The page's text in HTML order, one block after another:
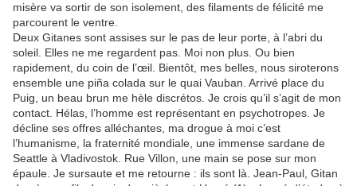
misère va sortir de son isolement, des filaments de félicité me
parcourent le ventre.
Deux Gitanes sont assises sur le pas de leur porte, à l’abri du
soleil. Elles ne me regardent pas. Moi non plus. Ou bien
rapidement, du coin de l’œil. Bientôt, mes belles, nous siroterons
ensemble une piña colada sur le quai Vauban. Arrivé place du
Puig, un beau brun me hèle discrétos. Je crois qu’il s’agit de mon
contact. Hélas, l’homme est représentant en psychotropes. Je
décline ses offres alléchantes, ma drogue à moi c’est
l’humanisme, la fraternité mondiale, une immense sardane de
Seattle à Vladivostok. Rue Villon, une main se pose sur mon
épaule. Je sursaute et me retourne : ils sont là. Jean-Paul, Gitan